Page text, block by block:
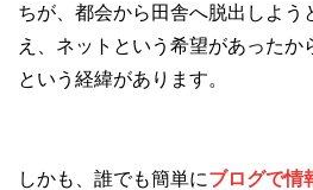
ちが、都会から田舎へ脱出しよう
え、ネットという希望があったか
という経緯があります。
しかも、誰でも簡単にブログで情